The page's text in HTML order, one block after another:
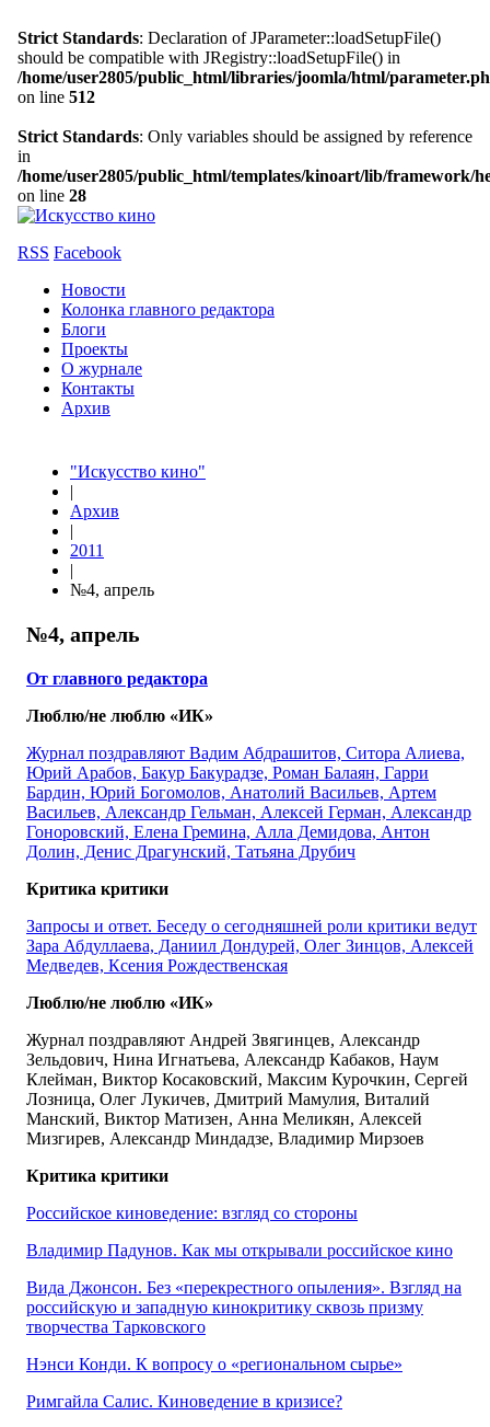
Strict Standards: Declaration of JParameter::loadSetupFile()
should be compatible with JRegistry::loadSetupFile() in
/home/user2805/public_html/libraries/joomla/html/
on line 512
Strict Standards: Only variables should be assigned by reference
in
/home/user2805/public_html/templates/kinoart/lib/framework/
on line 28
RSS Facebook
Новости
Колонка главного редактора
Блоги
Проекты
О журнале
Контакты
Архив
"Искусство кино"
|
Архив
|
2011
|
№4, апрель
№4, апрель
От главного редактора
Люблю/не люблю «ИК»
Журнал поздравляют Вадим Абдрашитов, Ситора Алиева,
Юрий Арабов, Бакур Бакурадзе, Роман Балаян, Гарри
Бардин, Юрий Богомолов, Анатолий Васильев, Артем
Васильев, Александр Гельман, Алексей Герман, Александр
Гоноровский, Елена Гремина, Алла Демидова, Антон
Долин, Денис Драгунский, Татьяна Друбич
Критика критики
Запросы и ответ. Беседу о сегодняшней роли критики ведут
Зара Абдуллаева, Даниил Дондурей, Олег Зинцов, Алексей
Медведев, Ксения Рождественская
Люблю/не люблю «ИК»
Журнал поздравляют Андрей Звягинцев, Александр
Зельдович, Нина Игнатьева, Александр Кабаков, Наум
Клейман, Виктор Косаковский, Максим Курочкин, Сергей
Лозница, Олег Лукичев, Дмитрий Мамулия, Виталий
Манский, Виктор Матизен, Анна Меликян, Алексей
Мизгирев, Александр Миндадзе, Владимир Мирзоев
Критика критики
Российское киноведение: взгляд со стороны
Владимир Падунов. Как мы открывали российское кино
Вида Джонсон. Без «перекрестного опыления». Взгляд на
российскую и западную кинокритику сквозь призму
творчества Тарковского
Нэнси Конди. К вопросу о «региональном сырье»
Римгайла Салис. Киноведение в кризисе?